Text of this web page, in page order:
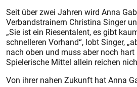
Seit über zwei Jahren wird Anna
Verbandstrainern Christina Singer
„Sie ist ein Riesentalent, es gibt
schnelleren Vorhand“, lobt Singer,
nach oben und muss aber noch
Spielerische Mittel allein reichen
Von ihrer nahen Zukunft hat Anna